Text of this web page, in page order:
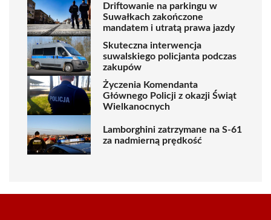
Driftowanie na parkingu w
Suwałkach zakończone
mandatem i utratą prawa jazdy
Skuteczna interwencja
suwalskiego policjanta podczas
zakupów
Życzenia Komendanta
Głównego Policji z okazji Świąt
Wielkanocnych
Lamborghini zatrzymane na S-61
za nadmierną prędkość